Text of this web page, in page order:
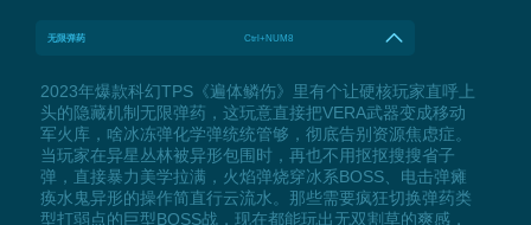
无限弹药 Ctrl+NUM8
2023年爆款科幻TPS《遍体鳞伤》里有个让硬核玩家直呼上
头的隐藏机制无限弹药，这玩意直接把VERA武器变成移动
军火库，啥冰冻弹化学弹统统管够，彻底告别资源焦虑症。
当玩家在异星丛林被异形包围时，再也不用抠抠搜搜省子
弹，直接暴力美学拉满，火焰弹烧穿冰系BOSS、电击弹瘫
痪水鬼异形的操作简直行云流水。那些需要疯狂切换弹药类
型打弱点的巨型BOSS战，现在都能玩出无双割草的爽感，